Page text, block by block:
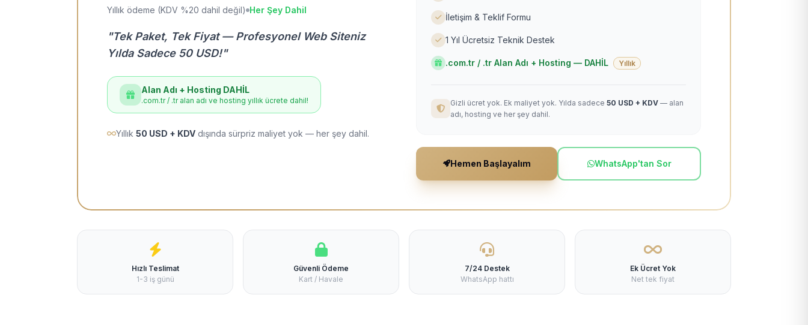
Yıllık ödeme (KDV %20 dahil değil) Her Şey Dahil
"Tek Paket, Tek Fiyat — Profesyonel Web Siteniz
Yılda Sadece 50 USD!"
Alan Adı + Hosting DAHİL
.com.tr / .tr alan adı ve hosting yıllık ücrete dahil!
Yıllık 50 USD + KDV dışında sürpriz maliyet yok — her şey dahil.
İletişim & Teklif Formu
1 Yıl Ücretsiz Teknik Destek
.com.tr / .tr Alan Adı + Hosting — DAHİL Yıllık
Gizli ücret yok. Ek maliyet yok. Yılda sadece 50 USD + KDV — alan
adı, hosting ve her şey dahil.
Hemen Başlayalım WhatsApp'tan Sor
Hızlı Teslimat
1-3 iş günü
Güvenli Ödeme
Kart / Havale
7/24 Destek
WhatsApp hattı
Ek Ücret Yok
Net tek fiyat